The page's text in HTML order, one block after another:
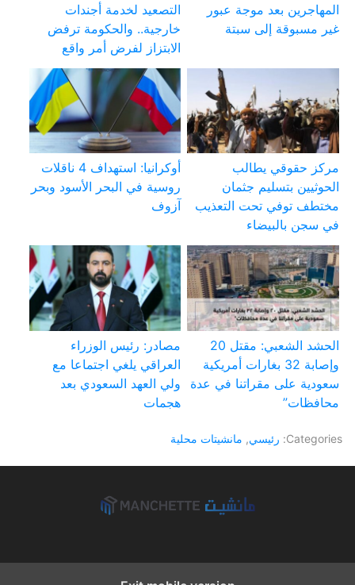
المهاجرين بعد موجة عبور
غير مسبوقة إلى سبتة
التصعيد لخدمة أجندات
خارجية.. والحكومة ترفض
الابتزاز لفرض أمر واقع
مركز حقوقي يطالب
الحوثيين بتسليم جثمان
مختطف توفي تحت التعذيب
في سجن بالبيضاء
أوكرانيا: استهداف 4 ناقلات
روسية في البحر الأسود وبحر
آزوف
الحشد الشعبي: مقتل 20
وإصابة 32 بغارات أمريكية
سعودية على مقراتنا في عدة
محافظات”
مصادر: رئيس الوزراء
العراقي يلغي اجتماعا مع
ولي العهد السعودي بعد
هجمات
Categories: رئيسي, مانشيتات محلية